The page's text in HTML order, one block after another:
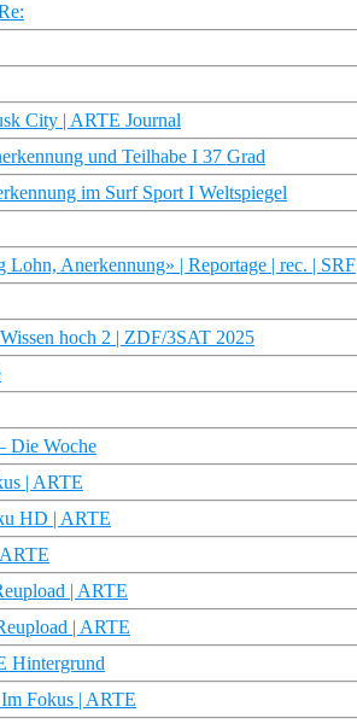
City | ARTE Journal
und Teilhabe I 37 Grad
im Surf Sport I Weltspiegel
Anerkennung» | Reportage | rec. | SRF
hoch 2 | ZDF/3SAT 2025
Die Woche
| ARTE
HD | ARTE
| ARTE
| ARTE
Hintergrund
Fokus | ARTE